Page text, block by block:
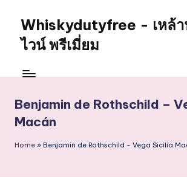
content
Whiskydutyfree - เหล้า
ไวน์ พรีเมี่ยม
สุรา
นอก
วิสกี้
พรี
Benjamin de Rothschild –
Macán
Home » Benjamin de Rothschild - Vega Sicilia